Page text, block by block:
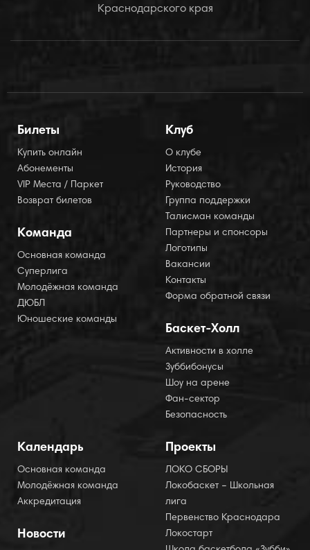
Краснодарского края
Билеты
Купить онлайн
Абонементы
VIP Места / Паркет
Возврат билетов
Команда
Основная команда
Суперлига
Молодёжная команда
ДЮБЛ
Юношеские команды
Клуб
О клубе
История
Руководство
Группа поддержки
Талисман команды
Партнеры и спонсоры
Логотипы
Вакансии
Контакты
Форма обратной связи
Баскет-Холл
Активности в холле
Зуббибонусы
Шоу на арене
Фан-сектор
Безопасность
Календарь
Основная команда
Молодёжная команда
Аккредитация
Новости
Проекты
ЛОКО СБОРЫ
Локобаскет – Школьная
лига
Первенство Краснодара
Локостарт